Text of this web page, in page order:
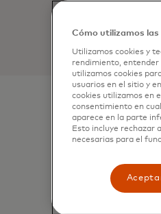
Cómo utilizamos
Utilizamos cookies y
rendimiento, entender
utilizamos cookies
usuarios en el sitio y
cookies utilizamos en
consentimiento en
aparece en la parte
Esto incluye rechazar
necesarias para el